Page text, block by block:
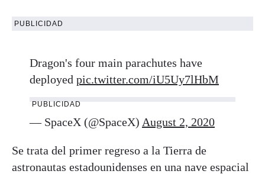
PUBLICIDAD
Dragon's four main parachutes have
deployed pic.twitter.com/iU5Uy7lHbM
PUBLICIDAD
— SpaceX (@SpaceX) August 2, 2020
Se trata del primer regreso a la Tierra de
astronautas estadounidenses en una nave espacial